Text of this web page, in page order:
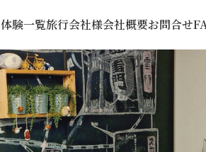
体験一覧旅行会社様会社概要お問合せ